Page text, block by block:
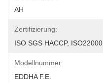
AH
Zertifizierung:
ISO SGS HACCP, ISO22000
Modellnummer:
EDDHA F.E.